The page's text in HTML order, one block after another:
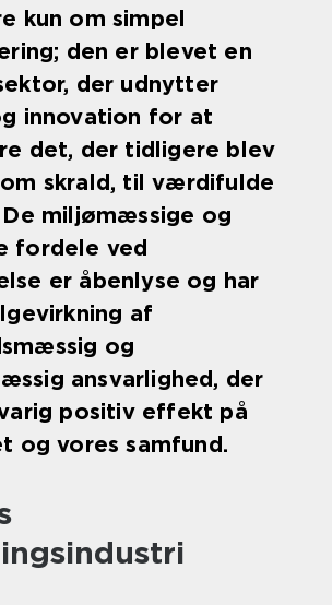
kun om simpel
den er blevet en
der udnytter
innovation for at
det, der tidligere blev
skrald, til værdifulde
De miljømæssige og
fordele ved
er åbenlyse og har
af
og
ansvarlighed, der
positiv effekt på
og vores samfund.